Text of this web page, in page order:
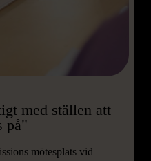
med ställen att
på"
mötesplats vid